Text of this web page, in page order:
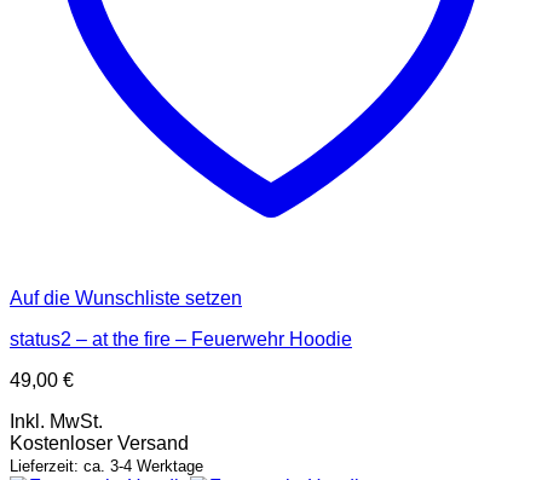
Auf die Wunschliste setzen
status2 – at the fire – Feuerwehr Hoodie
49,00 €
Inkl. MwSt.
Kostenloser Versand
Lieferzeit: ca. 3-4 Werktage